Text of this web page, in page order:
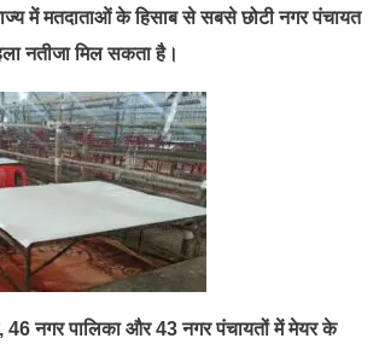
में मतदाताओं के हिसाब से सबसे छोटी नगर पंचायत
नतीजा मिल सकता है।
46 नगर पालिका और 43 नगर पंचायतों में मेयर के